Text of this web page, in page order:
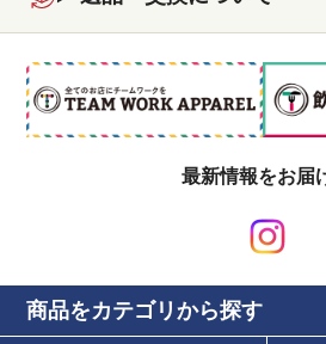
最新情報をお届
商品をカテゴリから探す